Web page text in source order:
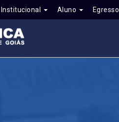
Institucional Aluno Egresso